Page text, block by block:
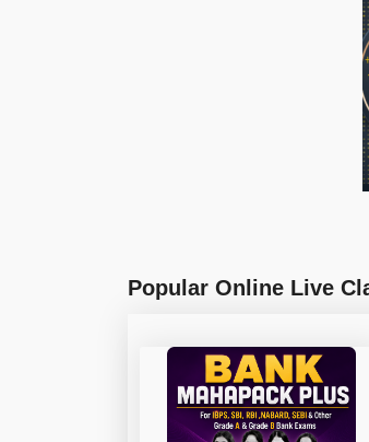
Popular Online Live